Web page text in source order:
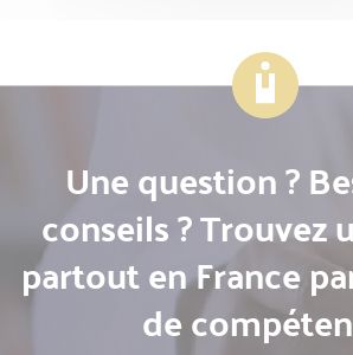
Une question ?
conseils ? Trouvez
partout en France
de